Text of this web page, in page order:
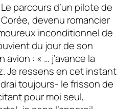
parcours d’un pilote de
Corée, devenu romancier
inconditionnel de
du jour de son
avion : « … j’avance la
Je ressens en cet instant
toujours- le frisson de
pour moi seul,